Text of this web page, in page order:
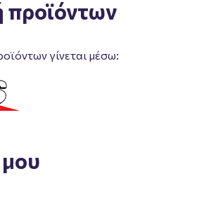
γίνεται μέσω: